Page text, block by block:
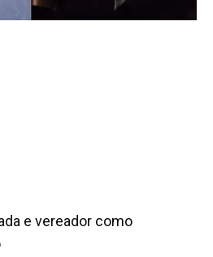
e vereador como